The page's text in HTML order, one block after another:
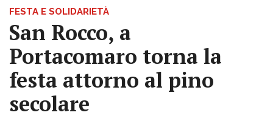
FESTA E SOLIDARIETÀ
San Rocco, a
Portacomaro torna la
festa attorno al pino
secolare